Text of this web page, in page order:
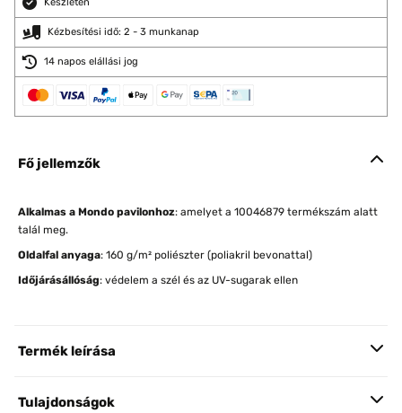
Kézbesítési idő: 2 - 3 munkanap
14 napos elállási jog
Fő jellemzők
Alkalmas a Mondo pavilonhoz: amelyet a 10046879 termékszám alatt
talál meg.
Oldalfal anyaga: 160 g/m² poliészter (poliakril bevonattal)
Időjárásállóság: védelem a szél és az UV-sugarak ellen
Termék leírása
Tulajdonságok